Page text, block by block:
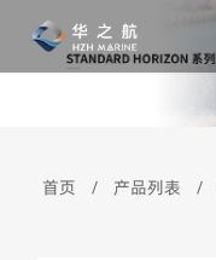
首页 / 产品列表 /